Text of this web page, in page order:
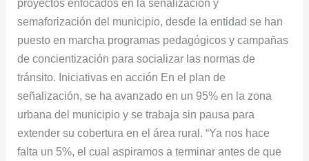
proyectos enfocados en la señalización y
semaforización del municipio, desde la entidad se han
puesto en marcha programas pedagógicos y campañas
de concientización para socializar las normas de
tránsito. Iniciativas en acción En el plan de
señalización, se ha avanzado en un 95% en la zona
urbana del municipio y se trabaja sin pausa para
extender su cobertura en el área rural. “Ya nos hace
falta un 5%, el cual aspiramos a terminar antes de que